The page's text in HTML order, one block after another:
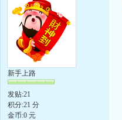
新手上路
发贴:21
积分:21 分
金币:0 元